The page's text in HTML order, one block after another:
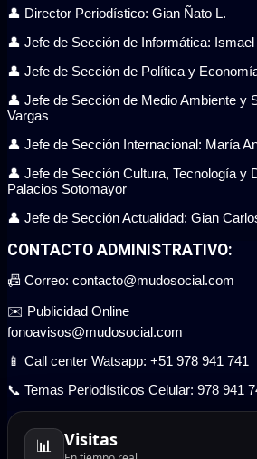
👤 Director Periodístico: Gian Ñato L.
👤 Jefe de Sección de Informática:
👤 Jefe de Sección de Política y
👤 Jefe de Sección de Medio Ambiente y
Vargas
👤 Jefe de Sección Internacional: María
👤 Jefe de Sección Cultura, Tecnología y
Palacios Sotomayor
👤 Jefe de Sección Actualidad: Gian
CONTACTO ADMINISTRATIVO:
📠 Correo: contacto@mudosocial.com
✉️ Publicidad Online
fonoavisos@mudosocial.com
📱 Call center Watsapp: +51 978 941 741
📞 Temas Periodísticos Celular: 978 941
📊 Visitas